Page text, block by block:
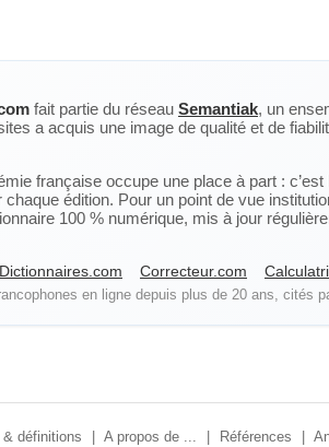
fait partie du réseau Semantiak, un
a acquis une image de qualité et de
française occupe une place à part :
édition. Pour un point de vue
100 % numérique, mis à jour
Dictionnaires.com Correcteur.com
en ligne depuis plus de 20 ans, cités
& définitions A propos de ... Références